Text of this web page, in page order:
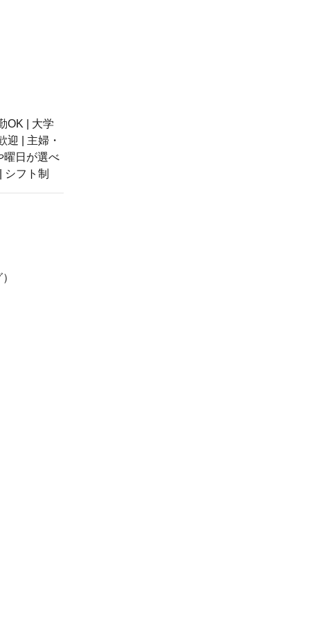
OK | 大学
迎 | 主婦・
曜日が選べ
シフト制